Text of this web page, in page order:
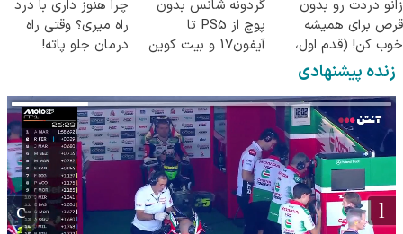
زانو دردت رو بدون
قرص برای همیشه
خوب کن! (قدم اول،
پرسش‌نامه)
گردونه شانس بدون
پوچ از PS5 تا
آیفون17 و بیت کوین
چرا هنوز داری با درد
راه میری؟ وقتی راه
درمان جلو پاته!
زنده پیشنهادی